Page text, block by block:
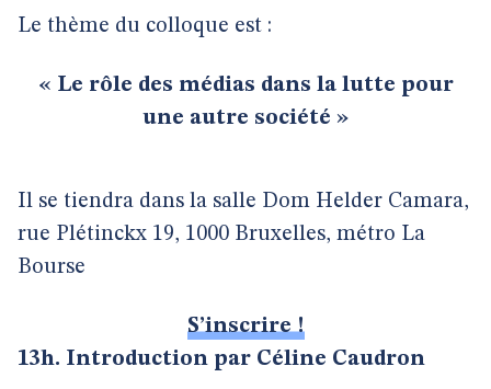
Le thème du colloque est :
« Le rôle des médias dans la lutte pour
une autre société »
Il se tiendra dans la salle Dom Helder Camara,
rue Plétinckx 19, 1000 Bruxelles, métro La
Bourse
S’inscrire !
13h. Introduction par Céline Caudron